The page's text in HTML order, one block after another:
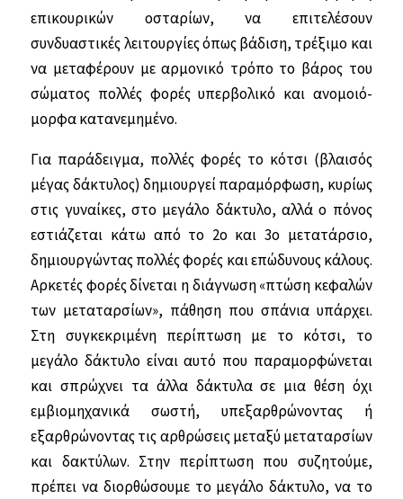
επικουρικών οσταρίων, να επιτελέσουν
συνδυαστικές λειτουργίες όπως βάδιση, τρέξιμο και
να μεταφέρουν με αρμονικό τρόπο το βάρος του
σώματος πολλές φορές υπερβολικό και ανομοιό­
μορφα κατανεμημένο.
Για παράδειγμα, πολλές φορές το κότσι (βλαισός
μέγας δάκτυλος) δημιουργεί πα­ραμόρφωση, κυρίως
στις γυναίκες, στο μεγάλο δάκτυλο, αλλά ο πόνος
εστιάζε­ται κάτω από το 2ο και 3ο μετατάρσιο,
δημιουργώντας πολλές φορές και επώδυνους κάλους.
Αρκετές φορές δίνεται η διάγνωση «πτώση κεφαλών
των μετα­ταρσίων», πάθηση που σπάνια υπάρχει.
Στη συγκεκριμένη περίπτωση με το κότσι, το
μεγάλο δάκτυλο είναι αυτό που παραμορφώνεται
και σπρώχνει τα άλλα δάκτυλα σε μια θέση όχι
εμβιομηχανικά σωστή, υπεξαρθρώνοντας ή
εξαρθρώνο­ντας τις αρθρώσεις μεταξύ μεταταρσίων
και δακτύλων. Στην περίπτωση που συ­ζητούμε,
πρέπει να διορθώσουμε το με­γάλο δάκτυλο, να το